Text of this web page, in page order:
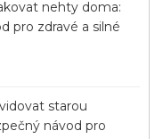
nehty doma:
pro zdravé a silné
starou
návod pro